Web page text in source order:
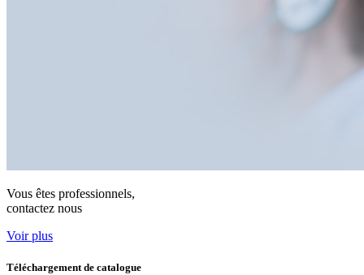
Vous êtes professionnels,
contactez nous
Voir plus
Téléchargement de catalogue